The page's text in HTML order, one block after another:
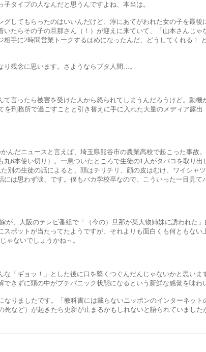
タイプの人なんだと思うんですよね、本当は。
してもらったのはいいんだけど、淳にあてがわれた女の子を最
たらその子の旦那さん（！）が迎えに来ていて、「山本さんじ
手に2時間営業トークするはめになったんだ、どうしてくれる！
残念に思います。さようならブタ人間…。
言ったら被害を受けた人から怒られてしまうんだろうけど。動
刑務所で過ごすことと引き替えに手に入れた大量のメディア露
んだニュースと言えば、埼玉県熊谷市の農業高校で起こった事故
6本使い切り）。一息ついたところで生徒の1人がタバコを取り
別の生徒の話によると、頭はチリチリ、顔の皮はむけ、ワイシャ
は思わず涙、です。僕もバカ学校卒なので、こういった一目見
が、大阪のテレビ番組で「（今の）旦那が某大物姉妹に誘われた
ポットが当たってたようですが、それよりも面白くも何ともな
ゃないでしょうかね～。
「ギョッ！」とした後に口を堅くつぐんだんじゃないかと思いま
きずに頭の中がプチパニック状態になるという新鮮な感覚を味わ
りましたです。「教科書には載らないニッポンのインターネッ
など）が起きたら更新が止まるかもしれないと語られていました